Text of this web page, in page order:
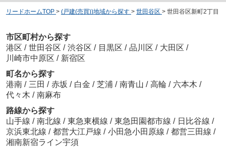
リードホームTOP > (戸建(売買))地域から探す > 世田谷区 > 世田谷区新町2丁目
市区町村から探す
港区 / 世田谷区 / 渋谷区 / 目黒区 / 品川区 / 大田区 /
川崎市中原区 / 新宿区
町名から探す
港南 / 三田 / 赤坂 / 白金 / 芝浦 / 南青山 / 高輪 / 六本木 /
代々木 / 南麻布
路線から探す
山手線 / 南北線 / 東急東横線 / 東急田園都市線 / 日比谷線 /
京浜東北線 / 都営大江戸線 / 小田急小田原線 / 都営三田線 /
湘南新宿ライン宇須